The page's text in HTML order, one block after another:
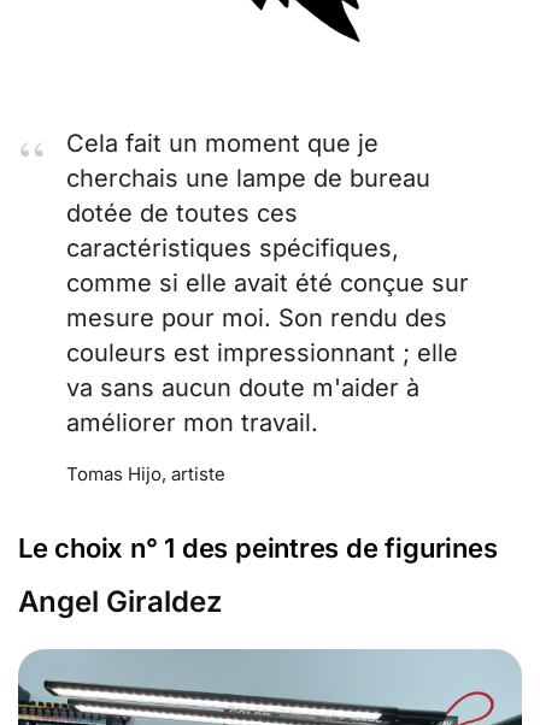
Cela fait un moment que je
cherchais une lampe de bureau
dotée de toutes ces
caractéristiques spécifiques,
comme si elle avait été conçue sur
mesure pour moi. Son rendu des
couleurs est impressionnant ; elle
va sans aucun doute m'aider à
améliorer mon travail.
Tomas Hijo, artiste
Le choix n° 1 des peintres de figurines
Angel Giraldez